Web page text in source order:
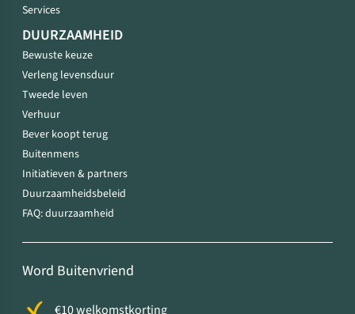
Services
DUURZAAMHEID
Bewuste keuze
Verleng levensduur
Tweede leven
Verhuur
Bever koopt terug
Buitenmens
Initiatieven & partners
Duurzaamheidsbeleid
FAQ: duurzaamheid
Word Buitenvriend
€10 welkomstkorting